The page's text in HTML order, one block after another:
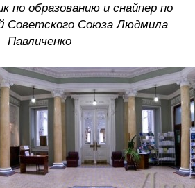
по образованию и снайпер по
Советского Союза Людмила
Павличенко